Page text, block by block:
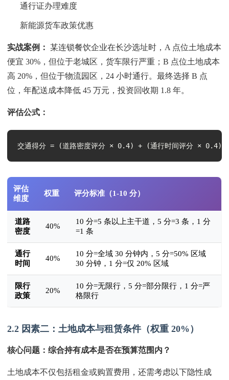
通行证办理难度
新能源货车政策优惠
实战案例： 某连锁餐饮企业在长沙选址时，A 点位土地成本
便宜 30%，但位于老城区，货车限行严重；B 点位土地成本
高 20%，但位于物流园区，24 小时通行。最终选择 B 点
位，年配送成本降低 45 万元，投资回收期 1.8 年。
评估公式：
交通得分 = (道路密度评分 × 0.4) + (通行时间评分 × 0.4)
评估
维度
权重 评分标准（1-10 分）
道路
密度
40%
10 分=5 条以上主干道，5 分=3 条，1 分
=1 条
通行
时间
40%
10 分=全域 30 分钟内，5 分=50% 区域
30 分钟，1 分=仅 20% 区域
限行
政策
20%
10 分=无限行，5 分=部分限行，1 分=严
格限行
2.2 因素二：土地成本与租赁条件（权重 20%）
核心问题：综合持有成本是否在预算范围内？
土地成本不仅包括租金或购置费用，还需考虑以下隐性成